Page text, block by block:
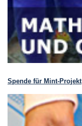
Spende für Mint-Projekt